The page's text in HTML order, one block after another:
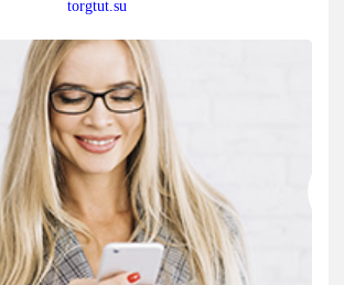
torgtut.su